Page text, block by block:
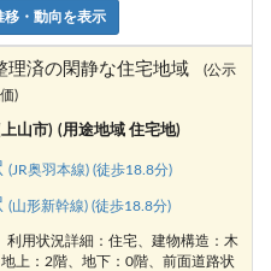
移・動向を表示
理済の閑静な住宅地域
(公示
)
山市) (用途地域 住宅地)
(JR奥羽本線) (徒歩18.8分)
(山形新幹線) (徒歩18.8分)
用状況詳細：住宅、建物構造：木
上：2階、地下：0階、前面道路状